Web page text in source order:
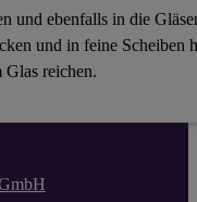
und ebenfalls in die
und in feine Scheiben
reichen.